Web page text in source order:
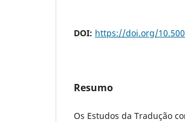
DOI: https://doi.org/
Resumo
Os Estudos da Tradução